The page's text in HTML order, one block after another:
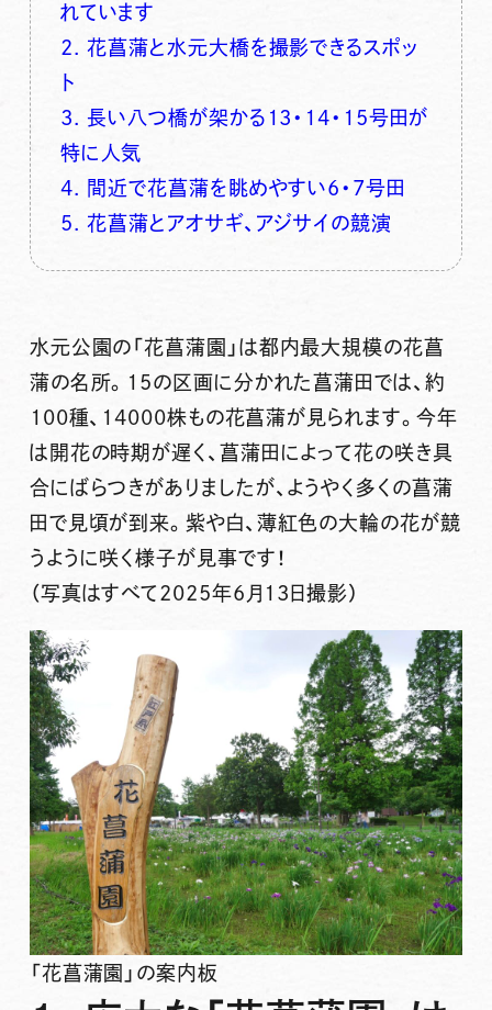
れています
2. 花菖蒲と水元大橋を撮影できるスポッ
ト
3. 長い八つ橋が架かる13・14・15号田が
特に人気
4. 間近で花菖蒲を眺めやすい6・7号田
5. 花菖蒲とアオサギ、アジサイの競演
水元公園の「花菖蒲園」 は都内最大規模の花菖
蒲の名所。15の区画に分かれた菖蒲田では、 約
100種、14000株もの花菖蒲が見られます。今年
は開花の時期が遅く、菖蒲田によって花の咲き具
合にばらつきがありましたが、ようやく多くの菖蒲
田で見頃が到来。紫や白、薄紅色の大輪の花が競
うように咲く様子が見事です！
（写真はすべて2025年6月13日撮影）
「花菖蒲園」の案内板